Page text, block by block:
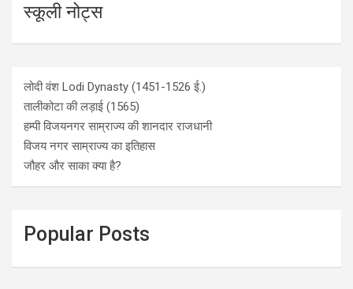
स्कूली नोट्स
लोदी वंश Lodi Dynasty (1451-1526 ई.)
तालीकोटा की लड़ाई (1565)
हम्पी विजयनगर साम्राज्य की शानदार राजधानी
विजय नगर साम्राज्य का इतिहास
जौहर और साका क्या है?
Popular Posts